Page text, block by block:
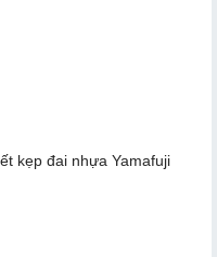
kẹp đai nhựa Yamafuji